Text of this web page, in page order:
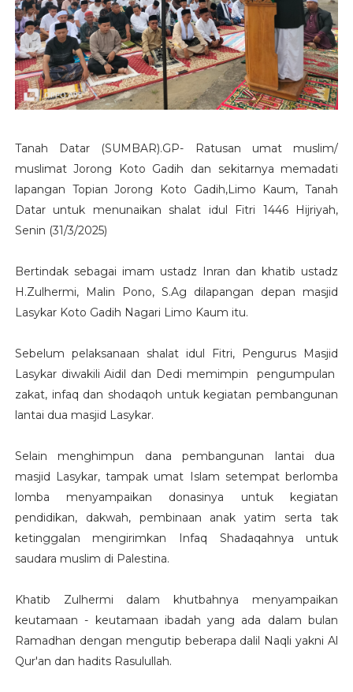
Tanah Datar (SUMBAR).GP- Ratusan umat muslim/
muslimat Jorong Koto Gadih dan sekitarnya memadati
lapangan Topian Jorong Koto Gadih,Limo Kaum, Tanah
Datar untuk menunaikan shalat idul Fitri 1446 Hijriyah,
Senin (31/3/2025)
Bertindak sebagai imam ustadz Inran dan khatib ustadz
H.Zulhermi, Malin Pono, S.Ag dilapangan depan masjid
Lasykar Koto Gadih Nagari Limo Kaum itu.
Sebelum pelaksanaan shalat idul Fitri, Pengurus Masjid
Lasykar diwakili Aidil dan Dedi memimpin pengumpulan
zakat, infaq dan shodaqoh untuk kegiatan pembangunan
lantai dua masjid Lasykar.
Selain menghimpun dana pembangunan lantai dua
masjid Lasykar, tampak umat Islam setempat berlomba
lomba menyampaikan donasinya untuk kegiatan
pendidikan, dakwah, pembinaan anak yatim serta tak
ketinggalan mengirimkan Infaq Shadaqahnya untuk
saudara muslim di Palestina.
Khatib Zulhermi dalam khutbahnya menyampaikan
keutamaan - keutamaan ibadah yang ada dalam bulan
Ramadhan dengan mengutip beberapa dalil Naqli yakni Al
Qur'an dan hadits Rasulullah.